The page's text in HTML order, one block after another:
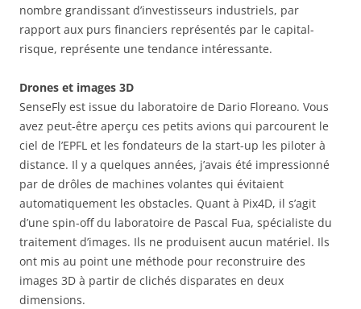
nombre grandissant d’investisseurs industriels, par
rapport aux purs financiers représentés par le capital-
risque, représente une tendance intéressante.
Drones et images 3D
SenseFly est issue du laboratoire de Dario Floreano. Vous
avez peut-être aperçu ces petits avions qui parcourent le
ciel de l’EPFL et les fondateurs de la start-up les piloter à
distance. Il y a quelques années, j’avais été impressionné
par de drôles de machines volantes qui évitaient
automatiquement les obstacles. Quant à Pix4D, il s’agit
d’une spin-off du laboratoire de Pascal Fua, spécialiste du
traitement d’images. Ils ne produisent aucun matériel. Ils
ont mis au point une méthode pour reconstruire des
images 3D à partir de clichés disparates en deux
dimensions.